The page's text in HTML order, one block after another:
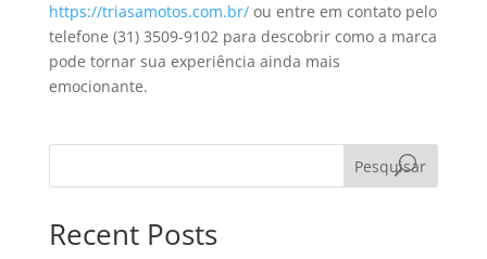
https://triasamotos.com.br/ou entre em contato pelo
telefone (31) 3509-9102 para descobrir como a marca
pode tornar sua experiência ainda mais
emocionante.
Pesquisar
Recent Posts